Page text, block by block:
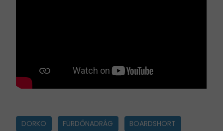
DORKO FÜRDŐNADRÁG BOARDSHORT